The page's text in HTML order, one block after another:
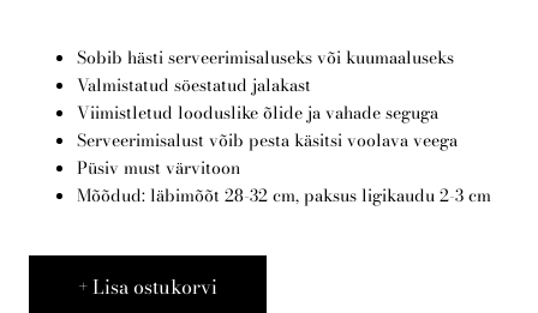
Meist Sobib hästi serveerimisaluseks või kuumaaluseks
Valmistatud söestatud jalakast
Viimistletud looduslike õlide ja vahade seguga
Serveerimisalust võib pesta käsitsi voolava veega
Püsiv must värvitoon
Mõõdud: läbimõõt 28-32 cm, paksus ligikaudu 2-3 cm
Lisa ostukorvi